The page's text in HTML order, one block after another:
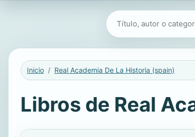
Buscar libros
Inicio Real Academia De La Historia (spain)
Libros de Real